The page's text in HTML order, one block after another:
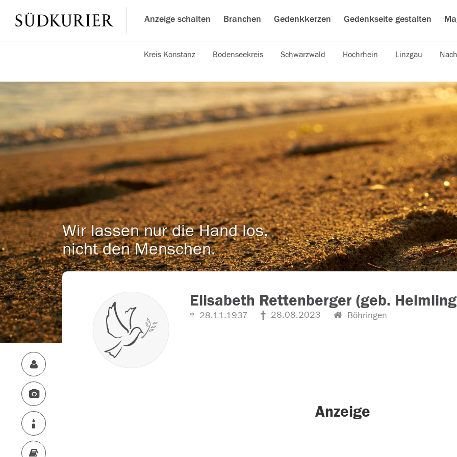
Anzeige schalten Branchen Gedenkkerzen Gedenkseite gestalten
Kreis Konstanz Bodenseekreis Schwarzwald Hochrhein Linzgau
Wir lassen nur die Hand los,
nicht den Menschen.
Elisabeth Rettenberger (geb.
28.11.1937 28.08.2023 Böhringen
Anzeige